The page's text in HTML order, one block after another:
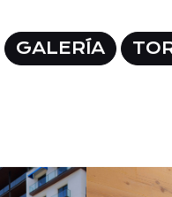
GALERÍA